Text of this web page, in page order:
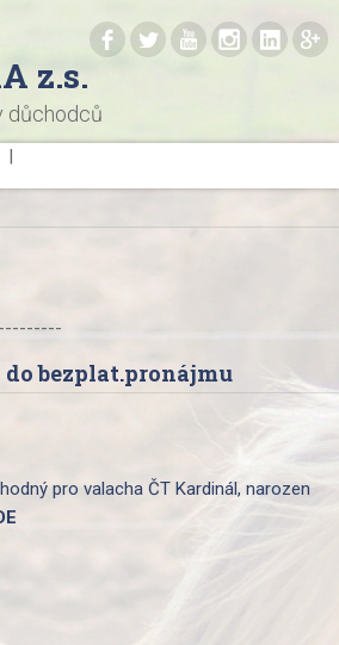
z.s.
důchodců
. . . . . .
|
do bezplat.pronájmu
pro valacha ČT Kardinál, narozen